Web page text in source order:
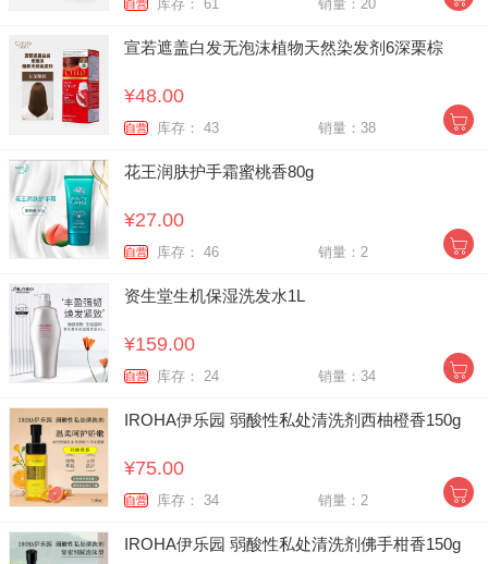
自营 库存： 61 销量：20
宣若遮盖白发无泡沫植物天然染发剂6深栗棕
¥48.00
自营 库存： 43 销量：38
花王润肤护手霜蜜桃香80g
¥27.00
自营 库存： 46 销量：2
资生堂生机保湿洗发水1L
¥159.00
自营 库存： 24 销量：34
IROHA伊乐园 弱酸性私处清洗剂西柚橙香150g
¥75.00
自营 库存： 34 销量：2
IROHA伊乐园 弱酸性私处清洗剂佛手柑香150g